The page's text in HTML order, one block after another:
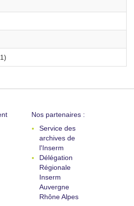
Nos partenaires :
Service des
archives de
l'Inserm
Délégation
Régionale
Inserm
Auvergne
Rhône Alpes